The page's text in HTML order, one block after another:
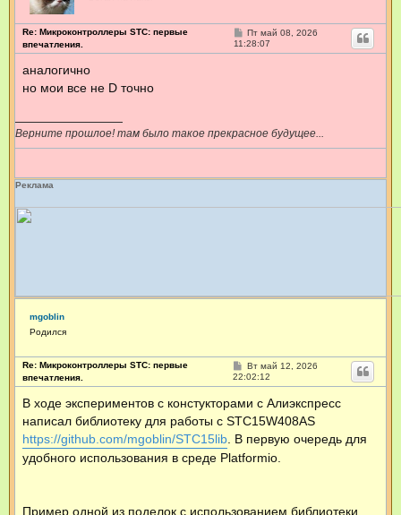
Re: Микроконтроллеры STC: первые
впечатления.
С
о
о
Пт май 08, 2026
11:28:07
аналогично
но мои все не D точно
Верните прошлое! там было такое прекрасное будущее...
Реклама
mgoblin
Родился
Re: Микроконтроллеры STC: первые
впечатления.
С
о
о
щ
е
и
Вт май 12, 2026
22:02:12
В ходе экспериментов с констукторами с Алиэкспресс
написал библиотеку для работы с STC15W408AS
https://github.com/mgoblin/STC15lib . В первую очередь для
удобного использования в среде Platformio.
Пример одной из поделок с использованием библиотеки